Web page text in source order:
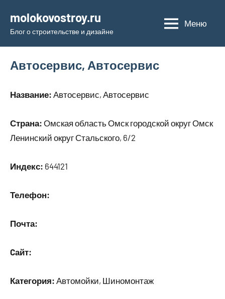
содержимому
molokovostroy.ru
Блог о строительстве и дизайне
Меню
Автосервис, Автосервис
Название: Автосервис, Автосервис
Страна: Омская область Омск городской округ Омск
Ленинский округ Стальского, 6/2
Индекс: 644121
Телефон:
Почта:
Cайт:
Категория: Автомойки, Шиномонтаж